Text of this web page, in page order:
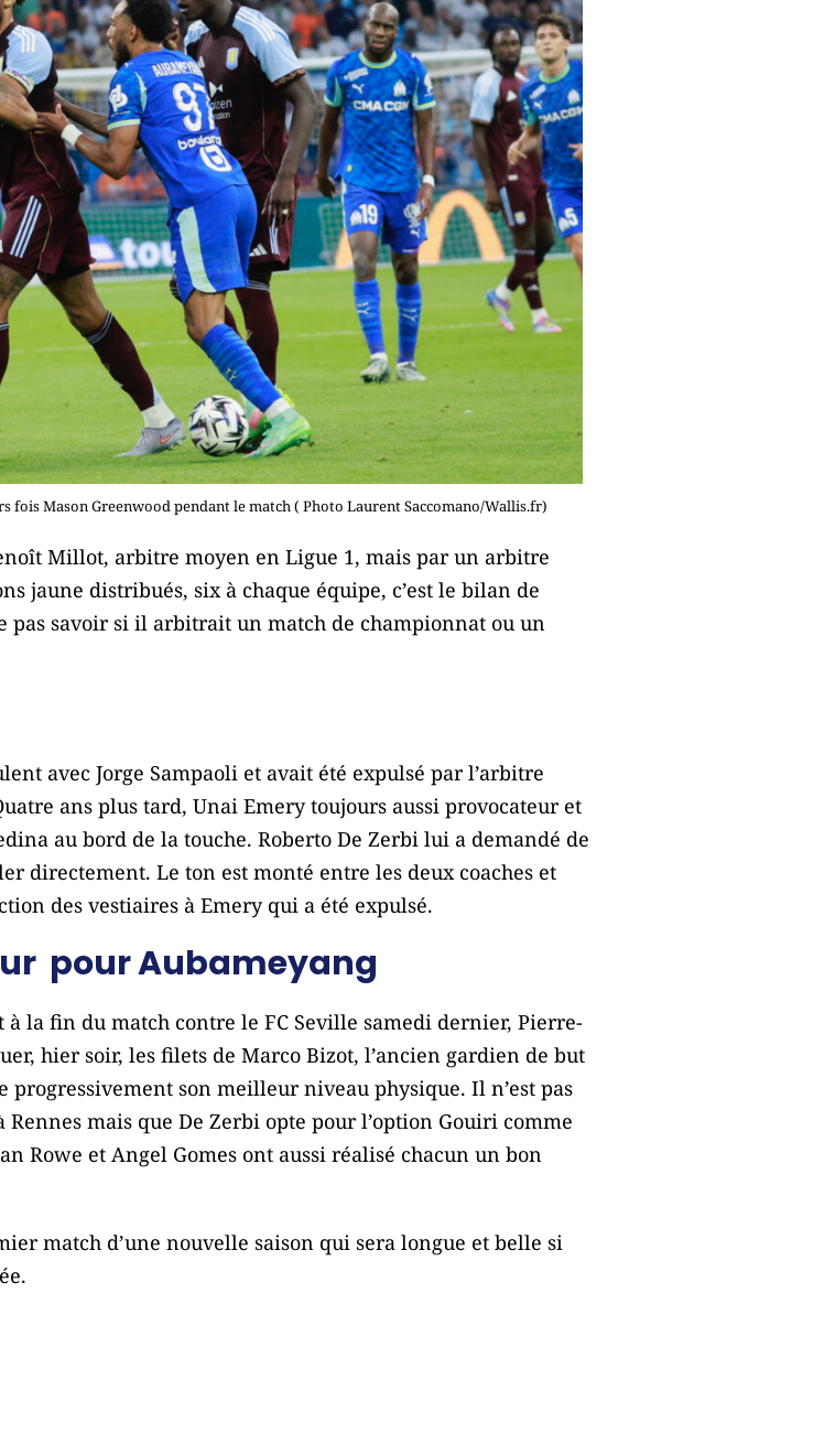
fois Mason Greenwood pendant le match ( Photo Laurent Saccomano/Wallis.fr)
Millot, arbitre moyen en Ligue 1, mais par un arbitre
jaune distribués, six à chaque équipe, c’est le bilan de
savoir si il arbitrait un match de championnat ou un
avec Jorge Sampaoli et avait été expulsé par l’arbitre
ans plus tard, Unai Emery toujours aussi provocateur et
au bord de la touche. Roberto De Zerbi lui a demandé de
directement. Le ton est monté entre les deux coaches et
des vestiaires à Emery qui a été expulsé.
pour Aubameyang
la fin du match contre le FC Seville samedi dernier, Pierre-
hier soir, les filets de Marco Bizot, l’ancien gardien de but
progressivement son meilleur niveau physique. Il n’est pas
mais que De Zerbi opte pour l’option Gouiri comme
Rowe et Angel Gomes ont aussi réalisé chacun un bon
match d’une nouvelle saison qui sera longue et belle si